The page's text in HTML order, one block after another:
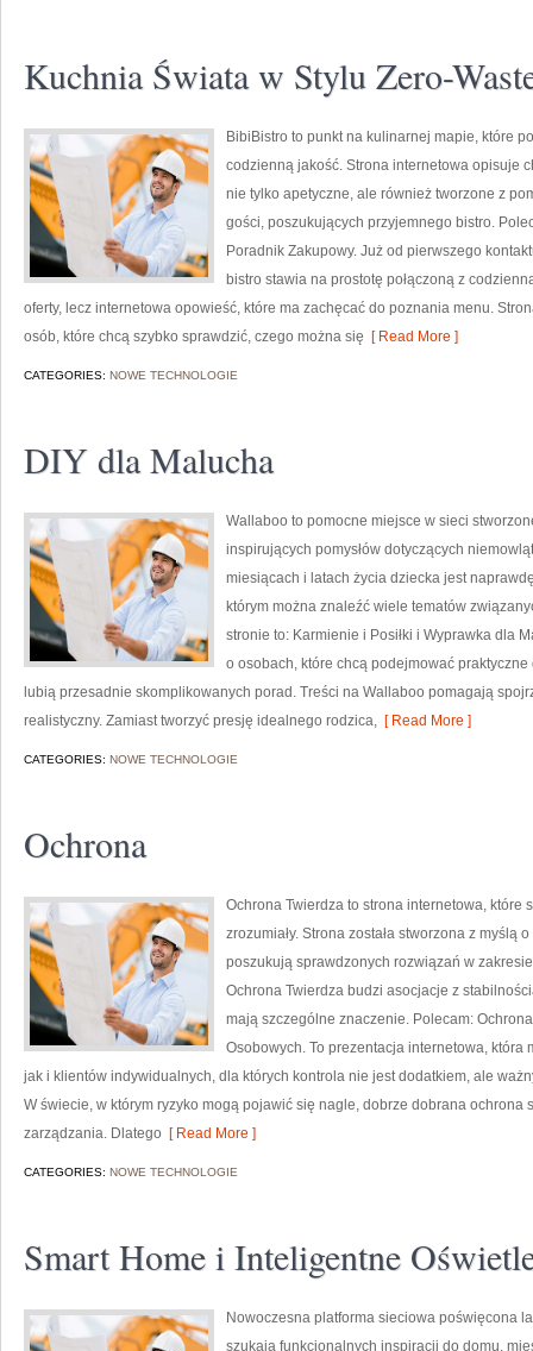
Kuchnia Świata w Stylu Zero-
BibiBistro to punkt na kulinarnej mapie, które
codzienną jakość. Strona internetowa opisuje
nie tylko apetyczne, ale również tworzone z
gości, poszukujących przyjemnego bistro.
Poradnik Zakupowy. Już od pierwszego
bistro stawia na prostotę połączoną z
oferty, lecz internetowa opowieść, które ma zachęcać do poznania menu.
osób, które chcą szybko sprawdzić, czego można się [ Read More ]
CATEGORIES: NOWE TECHNOLOGIE
DIY dla Malucha
Wallaboo to pomocne miejsce w sieci
inspirujących pomysłów dotyczących
miesiącach i latach życia dziecka jest
którym można znaleźć wiele tematów
stronie to: Karmienie i Posiłki i Wyprawka dla
o osobach, które chcą podejmować
lubią przesadnie skomplikowanych porad. Treści na Wallaboo pomagają
realistyczny. Zamiast tworzyć presję idealnego rodzica, [ Read More ]
CATEGORIES: NOWE TECHNOLOGIE
Ochrona
Ochrona Twierdza to strona internetowa,
zrozumiały. Strona została stworzona z myślą
poszukują sprawdzonych rozwiązań w
Ochrona Twierdza budzi asocjacje z
mają szczególne znaczenie. Polecam:
Osobowych. To prezentacja internetowa, która
jak i klientów indywidualnych, dla których kontrola nie jest dodatkiem, ale
W świecie, w którym ryzyko mogą pojawić się nagle, dobrze dobrana
zarządzania. Dlatego [ Read More ]
CATEGORIES: NOWE TECHNOLOGIE
Smart Home i Inteligentne
Nowoczesna platforma sieciowa poświęcona
szukają funkcjonalnych inspiracji do domu,